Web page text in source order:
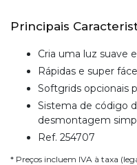
Principais
Cria uma luz suave
Rápidas e super
Softgrids opcionais
Sistema de código
desmontagem
Ref. 254707
* Preços incluem IVA à taxa